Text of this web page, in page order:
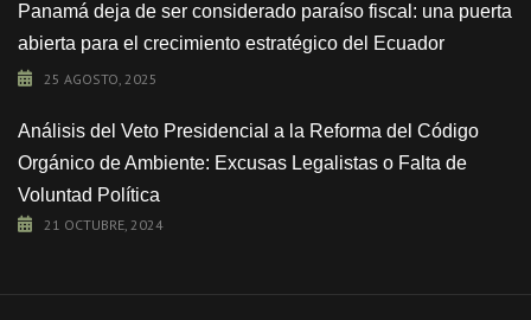
Panamá deja de ser considerado paraíso fiscal: una puerta
abierta para el crecimiento estratégico del Ecuador
25 AGOSTO, 2025
Análisis del Veto Presidencial a la Reforma del Código
Orgánico de Ambiente: Excusas Legalistas o Falta de
Voluntad Política
21 OCTUBRE, 2024